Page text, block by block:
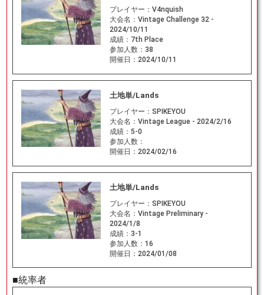
プレイヤー： V4nquish
大会名： Vintage Challenge 32 -
2024/10/11
成績： 7th Place
参加人数： 38
開催日： 2024/10/11
土地単/Lands
プレイヤー： SPIKEYOU
大会名： Vintage League - 2024/2/16
成績： 5-0
参加人数：
開催日： 2024/02/16
土地単/Lands
プレイヤー： SPIKEYOU
大会名： Vintage Preliminary -
2024/1/8
成績： 3-1
参加人数： 16
開催日： 2024/01/08
■統率者